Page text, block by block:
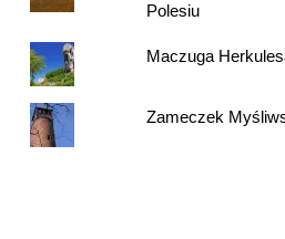
Polesiu
Maczuga
Zameczek